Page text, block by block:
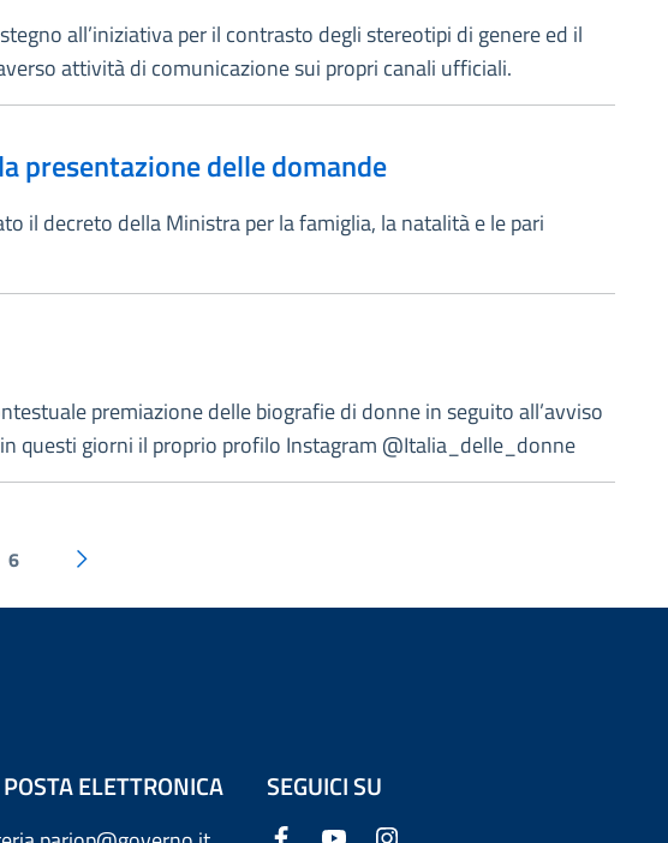
all’iniziativa per il contrasto degli stereotipi di genere ed il
attività di comunicazione sui propri canali ufficiali.
presentazione delle domande
il decreto della Ministra per la famiglia, la natalità e le pari
premiazione delle biografie di donne in seguito all’avviso
questi giorni il proprio profilo Instagram @Italia_delle_donne
6
ELETTRONICA SEGUICI SU